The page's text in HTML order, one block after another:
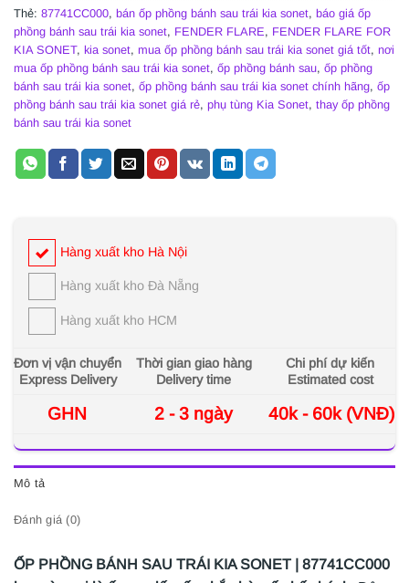
Thẻ: 87741CC000, bán ốp phồng bánh sau trái kia sonet, báo giá ốp
phồng bánh sau trái kia sonet, FENDER FLARE, FENDER FLARE FOR
KIA SONET, kia sonet, mua ốp phồng bánh sau trái kia sonet giá tốt, nơi
mua ốp phồng bánh sau trái kia sonet, ốp phồng bánh sau, ốp phồng
bánh sau trái kia sonet, ốp phồng bánh sau trái kia sonet chính hãng, ốp
phồng bánh sau trái kia sonet giá rẻ, phụ tùng Kia Sonet, thay ốp phồng
bánh sau trái kia sonet
Hàng xuất kho Hà Nội
Hàng xuất kho Đà Nẵng
Hàng xuất kho HCM
Đơn vị vận chuyển
Express Delivery
Thời gian giao hàng
Delivery time
Chi phí dự kiến
Estimated cost
GHN 2 - 3 ngày 40k - 60k (VNĐ)
Mô tả
Đánh giá (0)
ỐP PHỒNG BÁNH SAU TRÁI KIA SONET | 87741CC000